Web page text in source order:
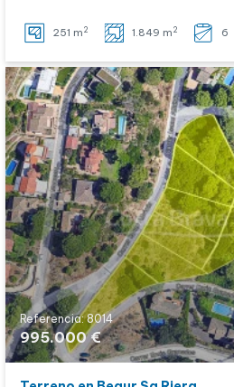
251 m 2 1.849 m 2 6
Referencia: 8014
995.000 €